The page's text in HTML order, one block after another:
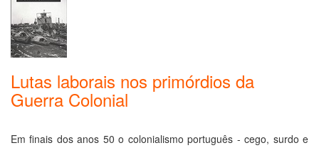
Lutas laborais nos primórdios da
Guerra Colonial
Em finais dos anos 50 o colonialismo português - cego, surdo e